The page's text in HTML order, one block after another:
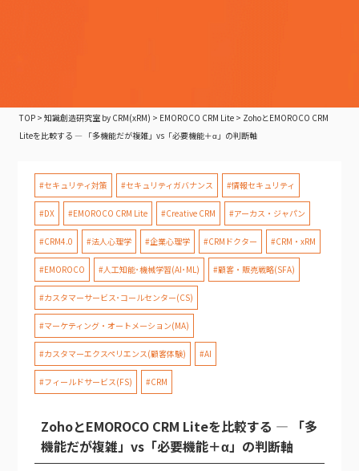
TOP >知識創造研究室 by CRM(xRM) > EMOROCO CRM Lite > ZohoとEMOROCO CRM
Liteを比較する — 「多機能だが複雑」vs「必要機能＋α」の判断軸
#セキュリティ対策 #セキュリティガバナンス #情報セキュリティ
#DX #EMOROCO CRM Lite #Creative CRM #アーカス・ジャパン
#CRM4.0 #法人心理学 #企業心理学 #CRMドクター #CRM・xRM
#EMOROCO #人工知能･機械学習(AI･ML) #顧客・販売戦略(SFA)
#カスタマーサービス･コールセンター(CS)
#マーケティング・オートメーション(MA)
#カスタマーエクスペリエンス(顧客体験) #AI
#フィールドサービス(FS) #CRM
ZohoとEMOROCO CRM Liteを比較する — 「多
機能だが複雑」vs「必要機能＋α」の判断軸